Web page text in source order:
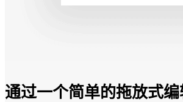
通过一个简单的拖放式